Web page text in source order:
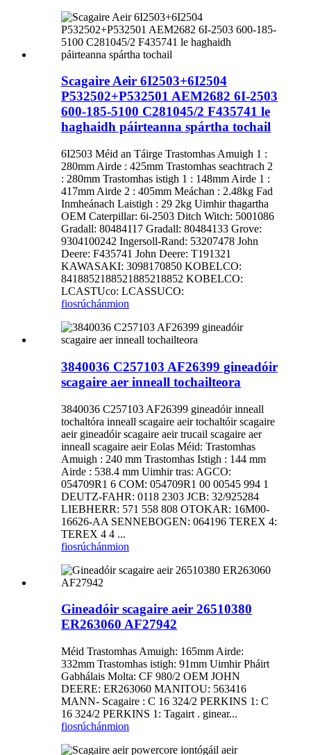
Scagaire Aeir 6I2503+6I2504
P532502+P532501 AEM2682 6I-2503
600-185-5100 C281045/2 F435741 le
haghaidh páirteanna spártha tochail
6I2503 Méid an Táirge Trastomhas Amuigh 1 :
280mm Airde : 425mm Trastomhas seachtrach 2
: 280mm Trastomhas istigh 1 : 148mm Airde 1 :
417mm Airde 2 : 405mm Meáchan : 2.48kg Fad
Inmheánach Laistigh : 29 2kg Uimhir thagartha
OEM Caterpillar: 6i-2503 Ditch Witch: 5001086
Gradall: 80484117 Gradall: 80484133 Grove:
9304100242 Ingersoll-Rand: 53207478 John
Deere: F435741 John Deere: T191321
KAWASAKI: 3098170850 KOBELCO:
8418852188521885218852 KOBELCO:
LCASTUco: LCASSUCO:
fiosrúchánmion
3840036 C257103 AF26399 gineadóir
scagaire aer inneall tochailteora
3840036 C257103 AF26399 gineadóir inneall
tochaltóra inneall scagaire aeir tochaltóir scagaire
aeir gineadóir scagaire aeir trucail scagaire aer
inneall scagaire aeir Eolas Méid: Trastomhas
Amuigh : 240 mm Trastomhas Istigh : 144 mm
Airde : 538.4 mm Uimhir tras: AGCO:
054709R1 6 COM: 054709R1 00 00545 994 1
DEUTZ-FAHR: 0118 2303 JCB: 32/925284
LIEBHERR: 571 558 808 OTOKAR: 16M00-
16626-AA SENNEBOGEN: 064196 TEREX 4:
TEREX 4 4 ...
fiosrúchánmion
Gineadóir scagaire aeir 26510380
ER263060 AF27942
Méid Trastomhas Amuigh: 165mm Airde:
332mm Trastomhas istigh: 91mm Uimhir Pháirt
Gabhálais Molta: CF 980/2 OEM JOHN
DEERE: ER263060 MANITOU: 563416
MANN- Scagaire : C 16 324/2 PERKINS 1: C
16 324/2 PERKINS 1: Tagairt . ginear...
fiosrúchánmion